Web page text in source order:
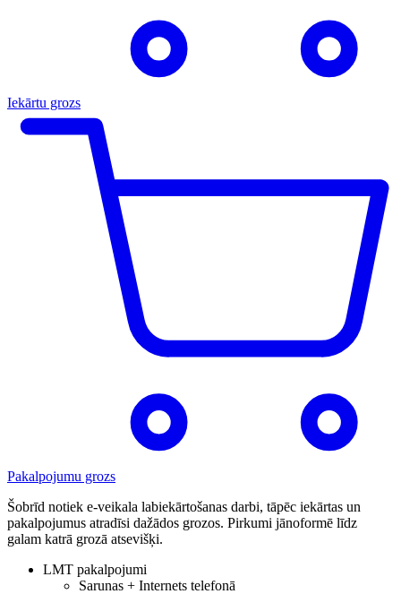
Iekārtu grozs
Pakalpojumu grozs
Šobrīd notiek e-veikala labiekārtošanas darbi, tāpēc iekārtas un
pakalpojumus atradīsi dažādos grozos. Pirkumi jānoformē līdz
galam katrā grozā atsevišķi.
LMT pakalpojumi
Sarunas + Internets telefonā